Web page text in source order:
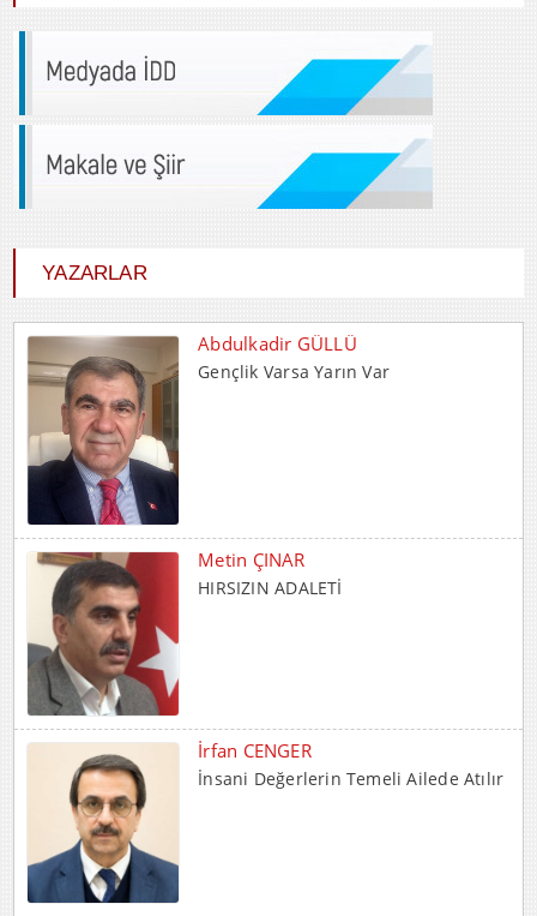
YAZARLAR
Abdulkadir GÜLLÜ
Gençlik Varsa Yarın Var
Metin ÇINAR
HIRSIZIN ADALETİ
İrfan CENGER
İnsani Değerlerin Temeli Ailede Atılır